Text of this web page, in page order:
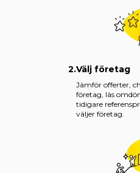
2.Välj företag
Jämför offerter,
företag, läs
tidigare
väljer företag.